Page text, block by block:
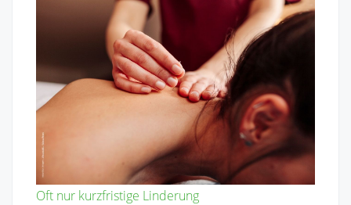
Oft nur kurzfristige Linderung